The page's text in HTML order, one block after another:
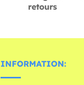
retours
INFORMATION: